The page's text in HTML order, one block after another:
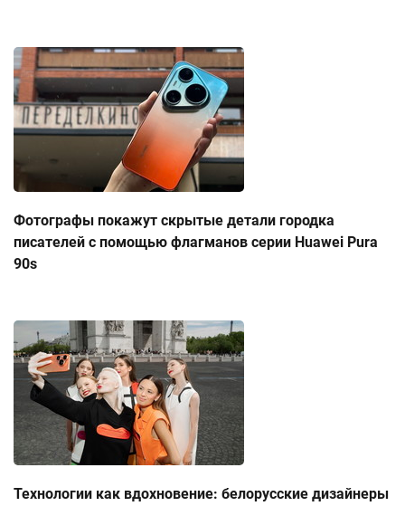
Фотографы покажут скрытые детали городка
писателей с помощью флагманов серии Huawei Pura
90s
Технологии как вдохновение: белорусские дизайнеры